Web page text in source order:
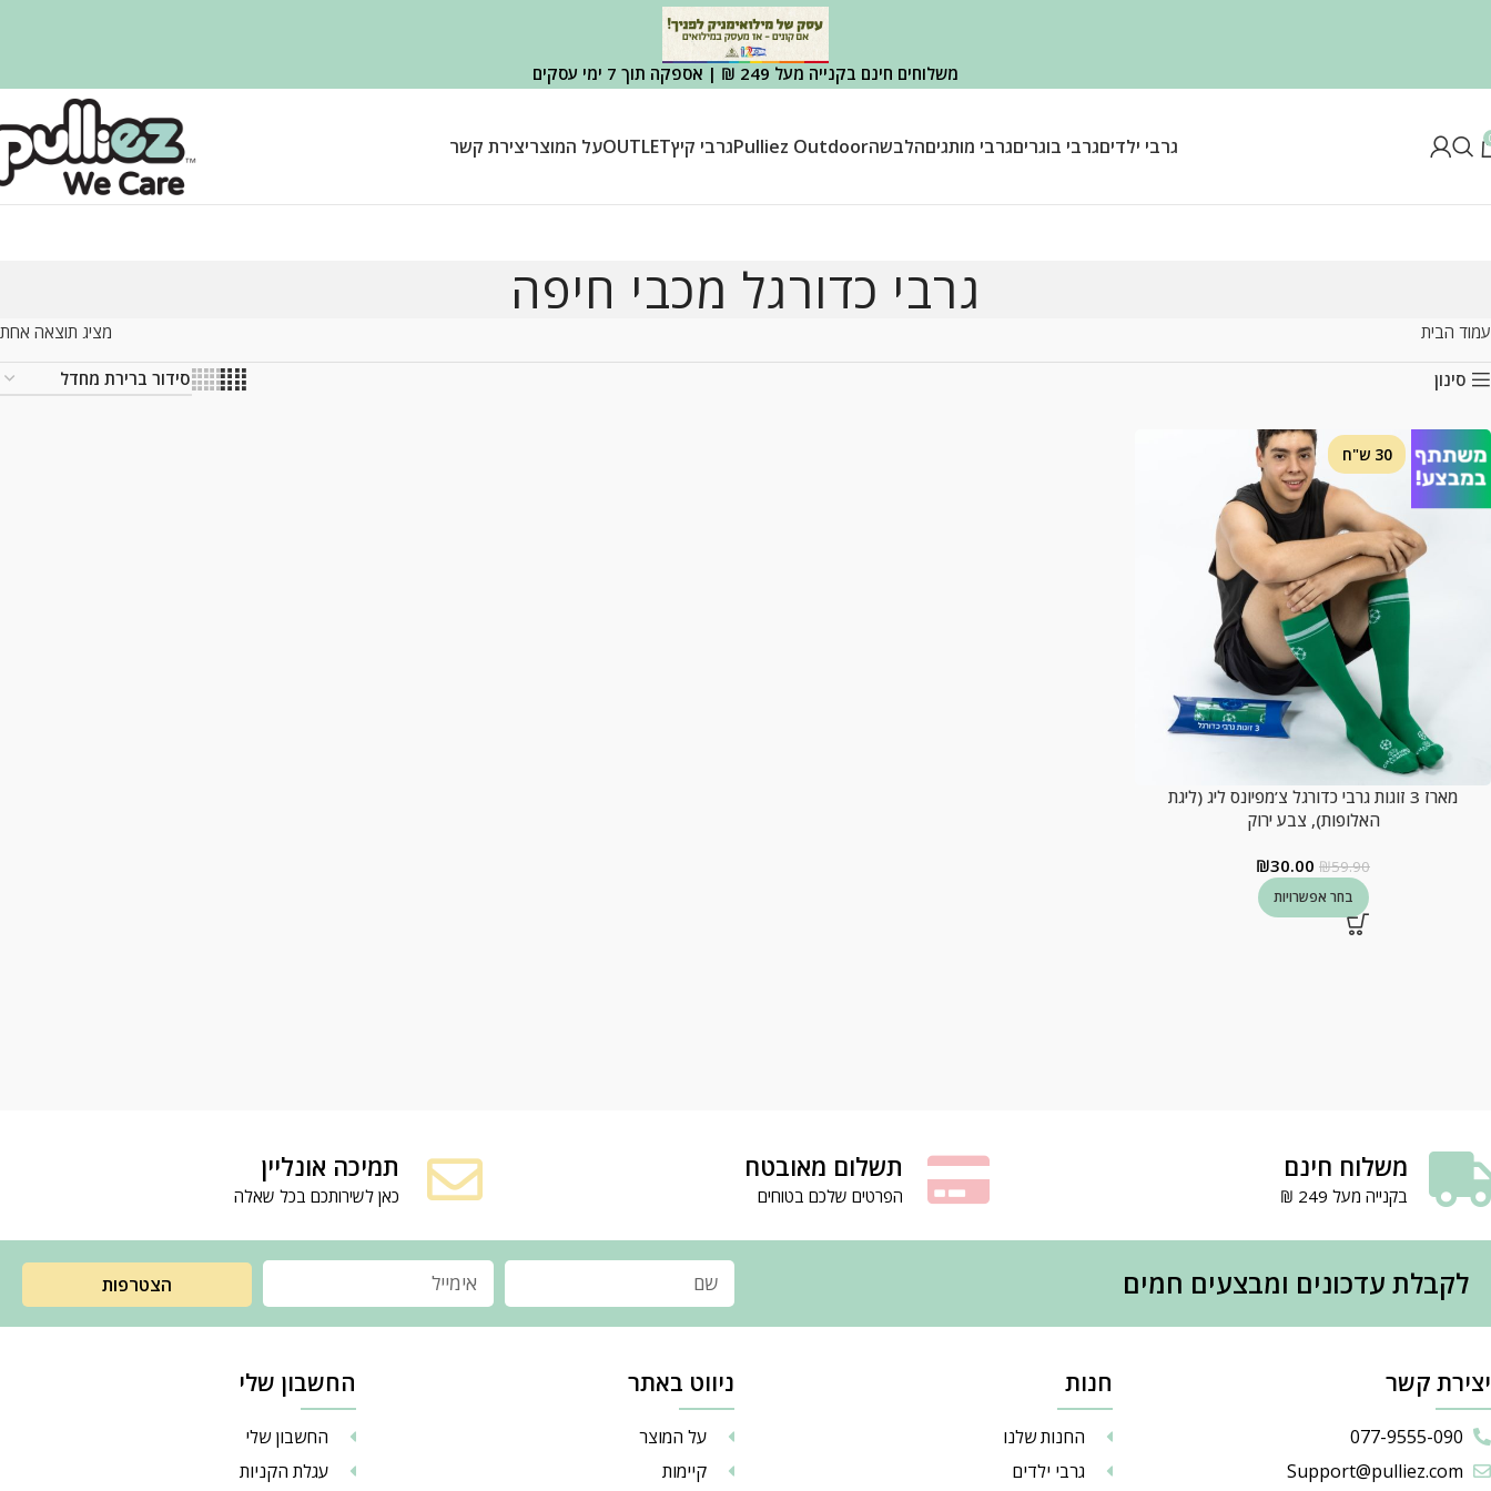
משלוחים חינם בקנייה מעל 249 ₪ | אספקה תוך 7 ימי עסקים
גרבי ילדיםגרבי בוגריםגרבי מותגיםהלבשהPulliez Outdoorגרבי קיץOUTLETעל המוצריצירת קשר
גרבי כדורגל מכבי חיפה
עמוד הבית מציג תוצאה אחת
סינון
30 ש"ח
מארז 3 זוגות גרבי כדורגל צ’מפיונס ליג (ליגת
האלופות), צבע ירוק
₪59.90
₪30.00
בחר אפשרויות
משלוח חינם
בקנייה מעל 249 ₪
תשלום מאובטח
הפרטים שלכם בטוחים
תמיכה אונליין
כאן לשירותכם בכל שאלה
לקבלת עדכונים ומבצעים חמים הצטרפות
יצירת קשר
077-9555-090
Support@pulliez.com
חנות
החנות שלנו
גרבי ילדים
ניווט באתר
על המוצר
קיימות
החשבון שלי
החשבון שלי
עגלת הקניות